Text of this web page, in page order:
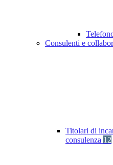
Consulenti e
Titolari di
consulenza 12